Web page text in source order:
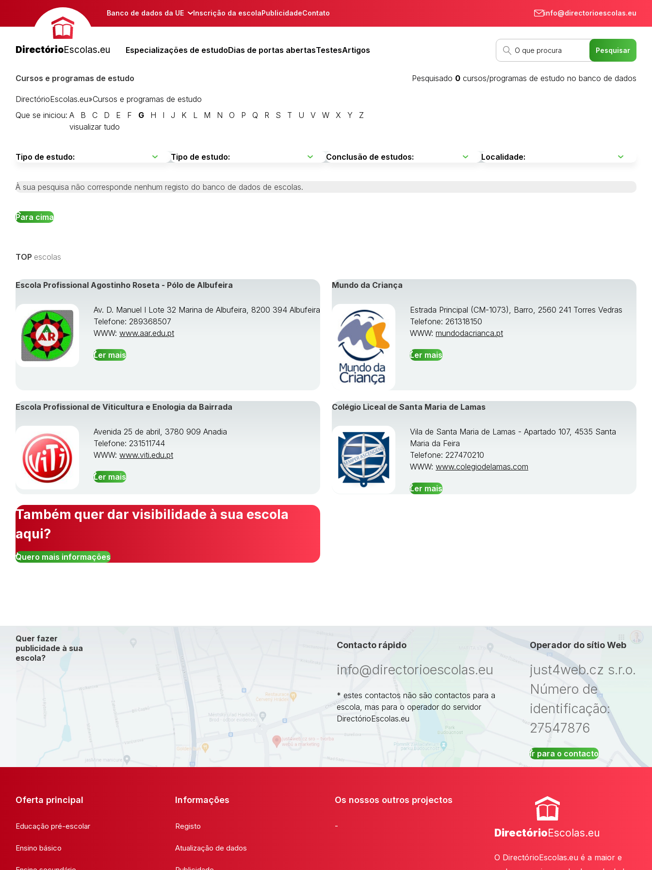
Banco de dados da UE Inscrição da escolaPublicidadeContato info@directorioescolas.eu
DirectórioEscolas.eu Especializações de estudoDias de portas abertasTestesArtigos
Cursos e programas de estudo Pesquisado 0 cursos/programas de estudo no banco de dados
DirectórioEscolas.eu»Cursos e programas de estudo
Que se iniciou: A B C D E F G H I J K L M N O P Q R S T U V W X Y
Z
visualizar tudo
À sua pesquisa não corresponde nenhum registo do banco de dados de escolas.
Para cima
TOP escolas
Escola Profissional Agostinho Roseta - Pólo de Albufeira
Av. D. Manuel I Lote 32 Marina de Albufeira, 8200 394 Albufeira
Telefone: 289368507
WWW: www.aar.edu.pt
Ler mais
Mundo da Criança
Estrada Principal (CM-1073), Barro, 2560 241 Torres Vedras
Telefone: 261318150
WWW: mundodacrianca.pt
Ler mais
Escola Profissional de Viticultura e Enologia da Bairrada
Avenida 25 de abril, 3780 909 Anadia
Telefone: 231511744
WWW: www.viti.edu.pt
Ler mais
Colégio Liceal de Santa Maria de Lamas
Vila de Santa Maria de Lamas - Apartado 107, 4535 Santa
Maria da Feira
Telefone: 227470210
WWW: www.colegiodelamas.com
Ler mais
Também quer dar visibilidade à sua escola
aqui?
Quero mais informações
Quer fazer
publicidade à sua
escola?
Contacto rápido
info@directorioescolas.eu
* estes contactos não são contactos para a
escola, mas para o operador do servidor
DirectórioEscolas.eu
Operador do sítio Web
just4web.cz s.r.o.
Número de
identificação:
27547876
Ir para o contacto
Oferta principal
Educação pré-escolar
Ensino básico
Informações
Registo
Atualização de dados
Os nossos outros projectos
-
DirectórioEscolas.eu
O DirectórioEscolas.eu é a maior e